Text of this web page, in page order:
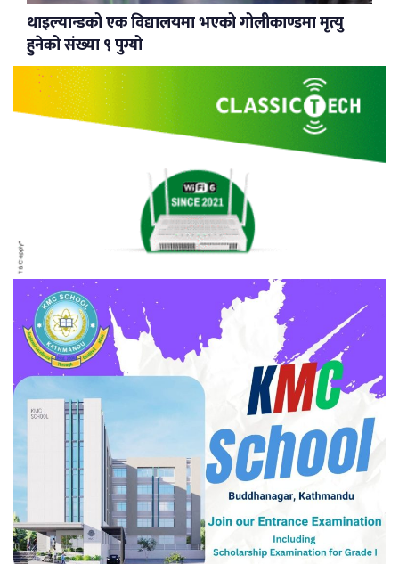
थाइल्यान्डको एक विद्यालयमा भएको गोलीकाण्डमा मृत्यु
हुनेको संख्या ९ पुग्यो